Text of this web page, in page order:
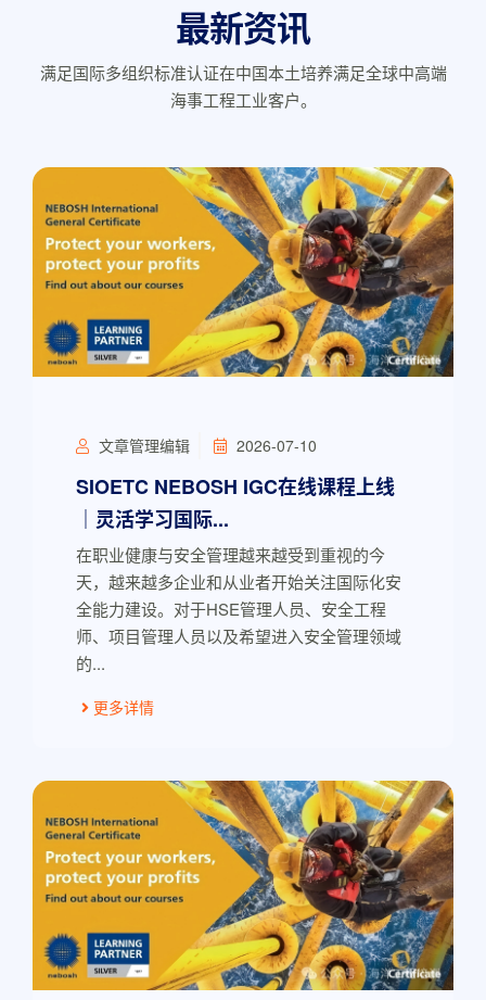
最新资讯
满足国际多组织标准认证在中国本土培养满足全球中高端
海事工程工业客户。
文章管理编辑 2026-07-10
SIOETC NEBOSH IGC在线课程上线
｜灵活学习国际...
在职业健康与安全管理越来越受到重视的今
天，越来越多企业和从业者开始关注国际化安
全能力建设。对于HSE管理人员、安全工程
师、项目管理人员以及希望进入安全管理领域
的...
更多详情